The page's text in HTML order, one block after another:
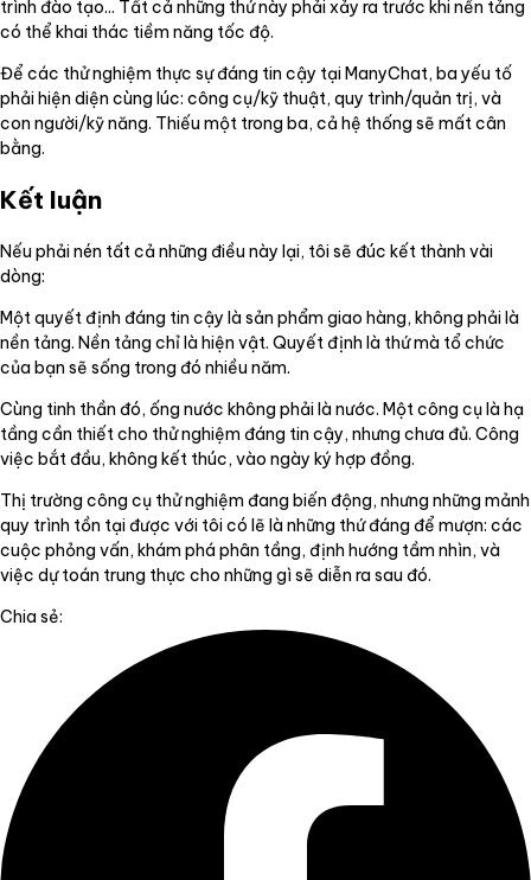
trình đào tạo... Tất cả những thứ này phải xảy ra trước khi nền tảng
có thể khai thác tiềm năng tốc độ.
Để các thử nghiệm thực sự đáng tin cậy tại ManyChat, ba yếu tố
phải hiện diện cùng lúc: công cụ/kỹ thuật, quy trình/quản trị, và
con người/kỹ năng. Thiếu một trong ba, cả hệ thống sẽ mất cân
bằng.
Kết luận
Nếu phải nén tất cả những điều này lại, tôi sẽ đúc kết thành vài
dòng:
Một quyết định đáng tin cậy là sản phẩm giao hàng, không phải là
nền tảng. Nền tảng chỉ là hiện vật. Quyết định là thứ mà tổ chức
của bạn sẽ sống trong đó nhiều năm.
Cùng tinh thần đó, ống nước không phải là nước. Một công cụ là hạ
tầng cần thiết cho thử nghiệm đáng tin cậy, nhưng chưa đủ. Công
việc bắt đầu, không kết thúc, vào ngày ký hợp đồng.
Thị trường công cụ thử nghiệm đang biến động, nhưng những mảnh
quy trình tồn tại được với tôi có lẽ là những thứ đáng để mượn: các
cuộc phỏng vấn, khám phá phân tầng, định hướng tầm nhìn, và
việc dự toán trung thực cho những gì sẽ diễn ra sau đó.
Chia sẻ: